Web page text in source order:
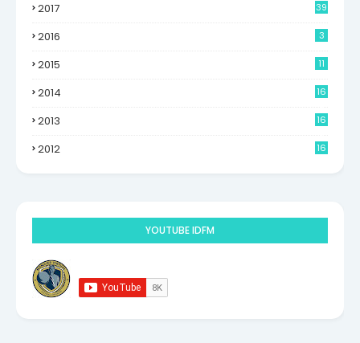
2017 39
2016 3
2015 11
2014
16
2013
16
2012
16
YOUTUBE IDFM